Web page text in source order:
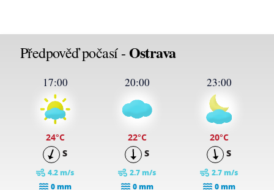
Předpověď počasí -Ostrava
17:00
24°C
S
4.2 m/s
0 mm
20:00
22°C
S
2.7 m/s
0 mm
23:00
20°C
S
2.7 m/s
0 mm